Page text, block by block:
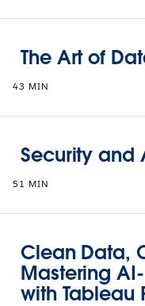
The Art of
43 MIN
Security and
51 MIN
Clean Data,
Mastering
with Tableau